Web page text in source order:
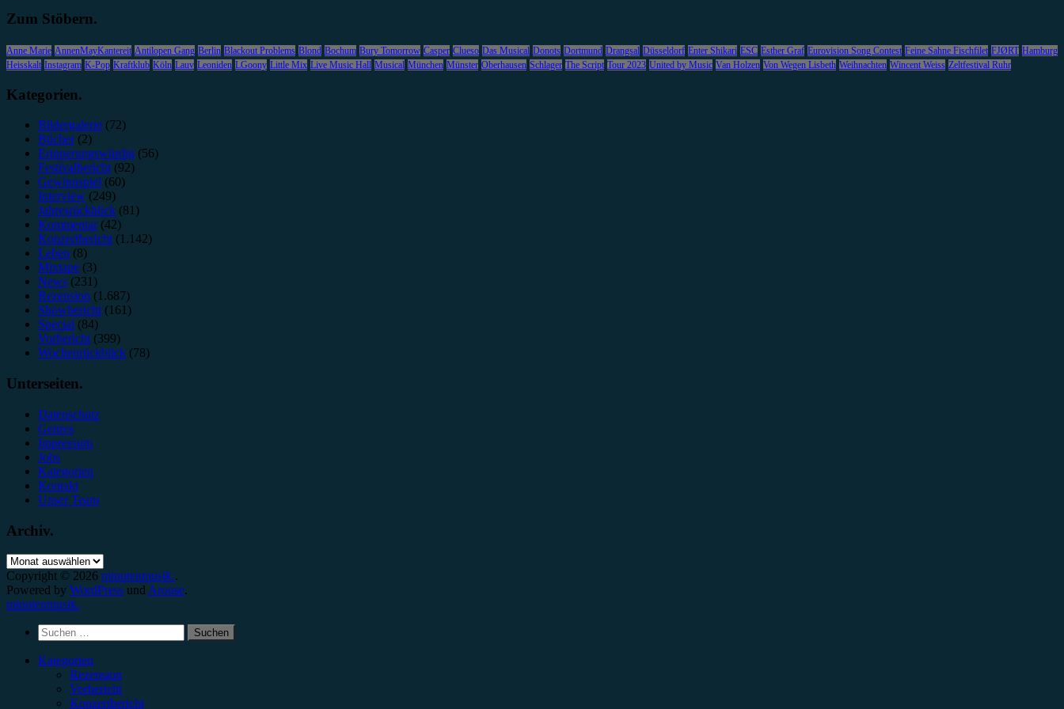
Zum Stöbern.
Anne Marie AnnenMayKantereit Antilopen Gang Berlin Blackout Problems Blond Bochum Bury Tomorrow Casper Clueso Das Musical Donots Dortmund Drangsal Düsseldorf Enter Shikari ESC Esther Graf Eurovision Song Contest Feine Sahne Fischfilet FJØRT Hamburg
Heisskalt Instagram K-Pop Kraftklub Köln Lauv Leoniden LGoony Little Mix Live Music Hall Musical München Münster Oberhausen Schlager The Script Tour 2023 United by Music Van Holzen Von Wegen Lisbeth Weihnachten Wincent Weiss Zeltfestival Ruhr
Kategorien.
Bildergalerie (72)
Bücher(2)
Erinnerungswürdig (56)
Festivalbericht(92)
Gewinnspiel (60)
Interview (249)
Jahresrückblick (81)
Kommentar(42)
Konzertbericht(1.142)
Leben (8)
Mixtape (3)
News (231)
Rezension (1.687)
Showbericht(161)
Special (84)
Vorbericht(399)
Wochenrückblick (78)
Unterseiten.
Datenschutz
Genres
Impressum
Jobs
Kategorien
Kontakt
Unser Team
Archiv.
Archiv.
Copyright © 2026 minutenmusik..
Powered by WordPress und Arouse.
minutenmusik.
Suchen
nach:
Kategorien
Rezension
Vorbericht
Konzertbericht